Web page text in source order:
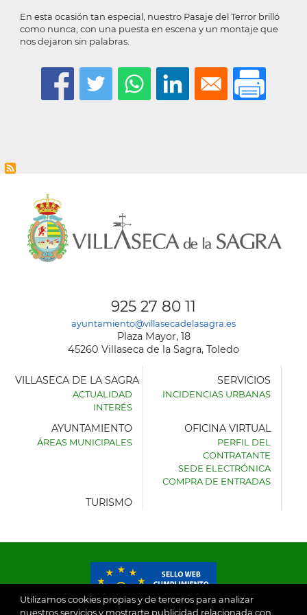
En esta ocasión tan especial, nuestro Pasaje del Terror brilló
como nunca, con una puesta en escena y un montaje que
nos dejaron sin palabras.
Utilizamos cookies propias y de terceros para analizar
nuestros servicios y mostrarte publicidad relacionada con
925 27 80 11
ayuntamiento@villasecadelasagra.es
Plaza Mayor, 18
45260 Villaseca de la Sagra, Toledo
AYUNTAMIENTO
VILLASECA DE LA SAGRA
ACTUALIDAD
INTERÉS
SERVICIOS
INCIDENCIAS URBANAS
AYUNTAMIENTO
ÁREAS MUNICIPALES
OFICINA VIRTUAL
PERFIL DEL
CONTRATANTE
SEDE ELECTRÓNICA
COMPRA DE ENTRADAS
TURISMO